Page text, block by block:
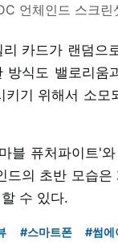
언체인드 스크린
카드가 랜덤으
식도 밸로리움
기 위해서 소
블 퓨처파이트'
드의 초반 모습
수 있다.
#스마트폰 #썸에